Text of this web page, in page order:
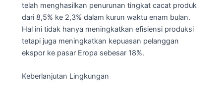
telah menghasilkan penurunan tingkat cacat produk
dari 8,5% ke 2,3% dalam kurun waktu enam bulan.
Hal ini tidak hanya meningkatkan efisiensi produksi
tetapi juga meningkatkan kepuasan pelanggan
ekspor ke pasar Eropa sebesar 18%.
Keberlanjutan Lingkungan